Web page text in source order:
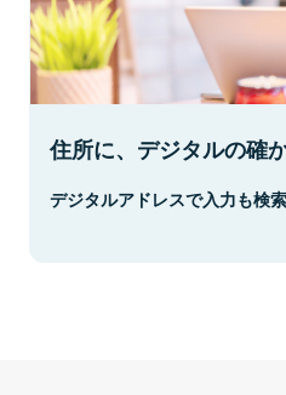
住所に、デジタルの確か
デジタルアドレスで入力も検